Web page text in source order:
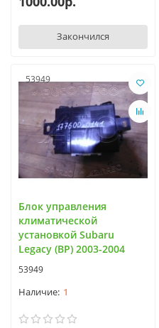
Закончился
53949
Блок управления
климатической
установкой Subaru
Legacy (BP) 2003-2004
53949
1